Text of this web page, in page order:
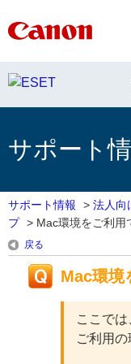
サポート
サポート情報 > 法人向
プ > Mac環境をご利用
戻る
Mac環境
ここで
ご利用の